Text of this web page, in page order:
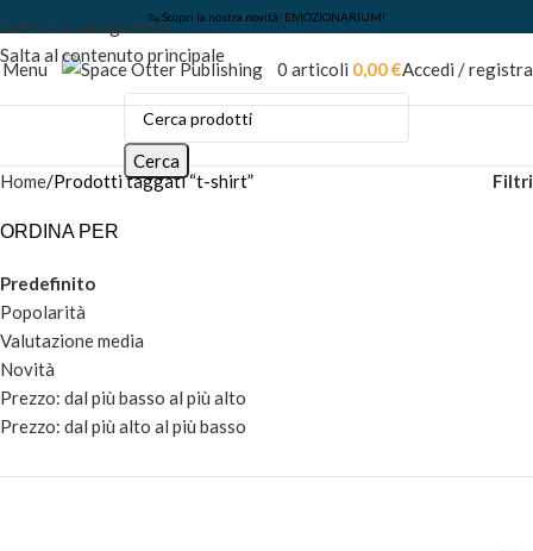
Salta alla navigazione
Salta al contenuto principale
🦦 Scopri la nostra novità: EMOZIONARIUM!
Menu 0 articoli 0,00€Accedi /
Cerca
Home Prodotti taggati “t-shirt” Filtri
ORDINA PER
Predefinito
Popolarità
Valutazione media
Novità
Prezzo: dal più basso al più alto
Prezzo: dal più alto al più basso